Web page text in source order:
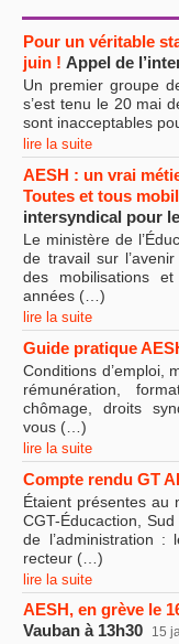
Pour un véritable
juin ! Appel de
Un premier groupe
s’est tenu le 20 mai
sont inacceptables
lire la suite
AESH : un vrai
Toutes et tous
intersyndical pour
Le ministère de
de travail sur
des mobilisations
années (…)
lire la suite
Guide pratique
Conditions d’emploi,
rémunération,
chômage, droits
vous (…)
lire la suite
Compte rendu GT
Étaient présentes au
CGT-Éducaction,
de l’administration :
recteur (…)
lire la suite
AESH, en grève le
Vauban à 13h30
15